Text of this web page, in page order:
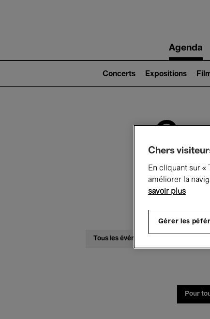
navigationAgenda
2)
Concerts Expositions
Ce
Tous les événements
Pour
Chers
En cliquant sur «
améliorer la
savoir plus
Gérer les